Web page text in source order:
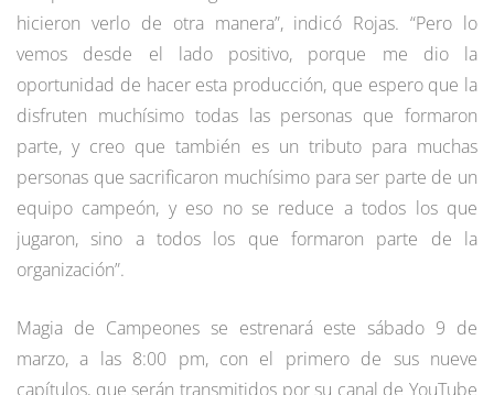
hicieron verlo de otra manera”, indicó Rojas. “Pero lo
vemos desde el lado positivo, porque me dio la
oportunidad de hacer esta producción, que espero que la
disfruten muchísimo todas las personas que formaron
parte, y creo que también es un tributo para muchas
personas que sacrificaron muchísimo para ser parte de un
equipo campeón, y eso no se reduce a todos los que
jugaron, sino a todos los que formaron parte de la
organización”.
Magia de Campeones se estrenará este sábado 9 de
marzo, a las 8:00 pm, con el primero de sus nueve
capítulos, que serán transmitidos por su canal de YouTube